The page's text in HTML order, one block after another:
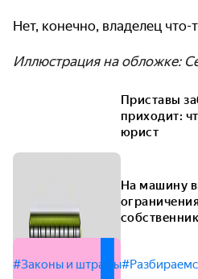
Нет, конечно, владелец что-
Иллюстрация на обложке:
Приставы
приходит:
юрист
На машину
#Законы и штрафы